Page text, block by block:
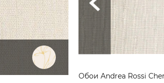
Обои Andrea Rossi